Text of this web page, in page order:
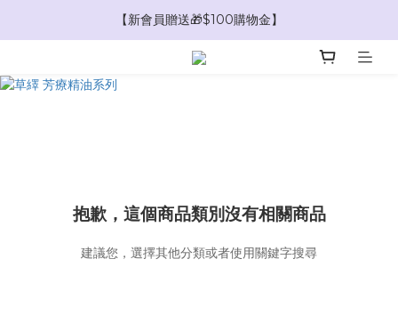
【限時爸氣加碼🧔消費滿$1888現折$188】
【新會員贈送🎁$100購物金】
【新會員贈送🎁$1000優惠券抵用大禮包】
抱歉，這個商品類別沒有相關商品
建議您，選擇其他分類或者使用關鍵字搜尋